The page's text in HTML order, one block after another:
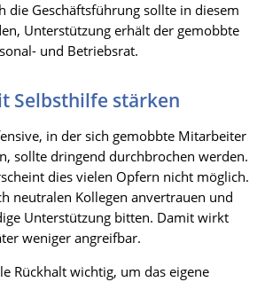
die Geschäftsführung sollte in diesem
Unterstützung erhält der gemobbte
und Betriebsrat.
Selbsthilfe stärken
in der sich gemobbte Mitarbeiter
sollte dringend durchbrochen werden.
dies vielen Opfern nicht möglich.
neutralen Kollegen anvertrauen und
Unterstützung bitten. Damit wirkt
weniger angreifbar.
Rückhalt wichtig, um das eigene